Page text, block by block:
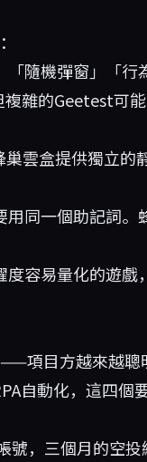
「隨機彈窗」「
雜的Geetest可
雲盒提供獨立的
同一個助記詞。
容易量化的遊戲
項目方越來越
自動化，這四個
，三個月的空